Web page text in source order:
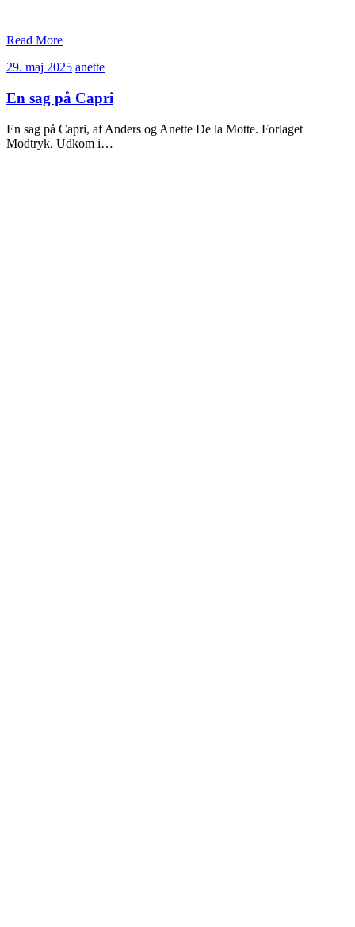
Read More
29. maj 202529.
2025
anetteanette
En sag på Capri
En sag på Capri, af Anders og Anette De la Motte. Forlaget
Modtryk. Udkom i…